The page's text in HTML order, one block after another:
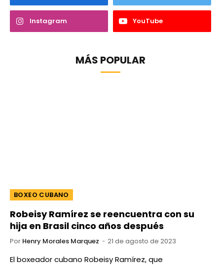
Instagram YouTube
MÁS POPULAR
BOXEO CUBANO
Robeisy Ramírez se reencuentra con su
hija en Brasil cinco años después
Por Henry Morales Marquez 21 de agosto de 2023
El boxeador cubano Robeisy Ramírez, que